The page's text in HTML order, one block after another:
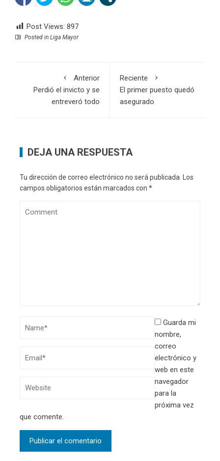
Post Views: 897
Posted in Liga Mayor
Anterior
Perdió el invicto y se
entreveró todo
Reciente
El primer puesto quedó
asegurado
DEJA UNA RESPUESTA
Tu dirección de correo electrónico no será publicada.
Los
campos obligatorios están marcados con *
Guarda mi
nombre,
correo
electrónico y
web en este
navegador
para la
próxima vez
que comente.